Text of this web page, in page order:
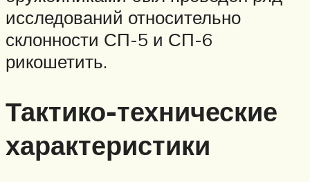
исследований относительно
склонности СП-5 и СП-6
рикошетить.
Тактико-технические
характеристики